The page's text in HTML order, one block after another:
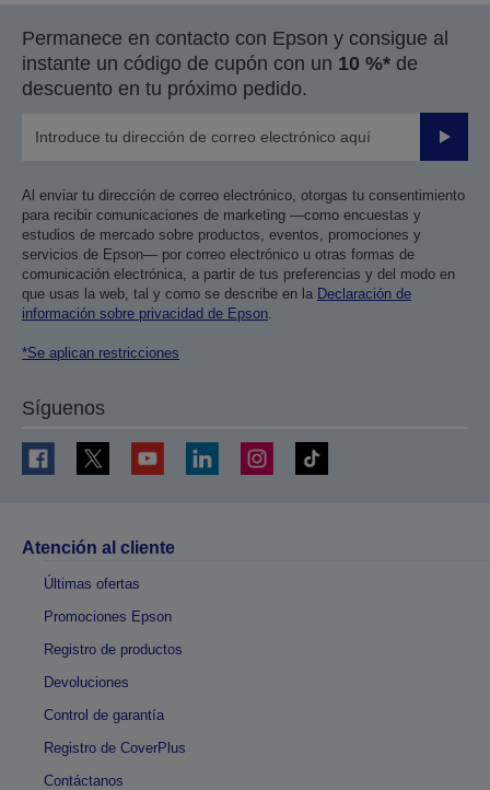
Permanece en contacto con Epson y consigue al
instante un código de cupón con un 10 %* de
descuento en tu próximo pedido.
Enviar
Al enviar tu dirección de correo electrónico, otorgas tu consentimiento
para recibir comunicaciones de marketing —como encuestas y
estudios de mercado sobre productos, eventos, promociones y
servicios de Epson— por correo electrónico u otras formas de
comunicación electrónica, a partir de tus preferencias y del modo en
que usas la web, tal y como se describe en la Declaración de
información sobre privacidad de Epson
*Se aplican restricciones
Síguenos
Atención al cliente
Últimas ofertas
Promociones Epson
Registro de productos
Devoluciones
Control de garantía
Registro de CoverPlus
Contáctanos